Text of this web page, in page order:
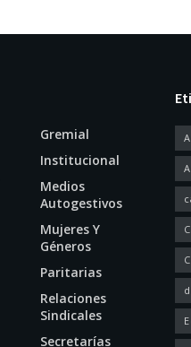
Gremial
Institucional
Medios
Autogestivos
Mujeres Y
Géneros
Paritarias
Relaciones
Sindicales
Secretarías